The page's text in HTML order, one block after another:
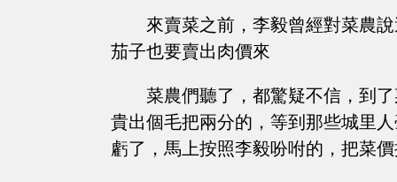
來賣菜之前，李毅曾經對菜農
茄子也要賣出肉價來
菜農們聽了，都驚疑不信，到
貴出個毛把兩分的，等到那些城里
虧了，馬上按照李毅吩咐的，把菜